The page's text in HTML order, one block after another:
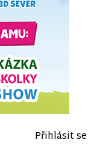
Přihlásit se